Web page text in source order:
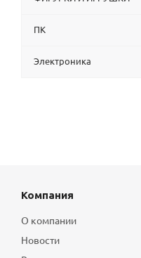
ПК
Электроника
Компания
О компании
Новости